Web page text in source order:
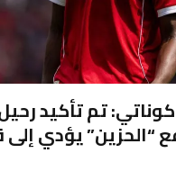
تم تأكيد
“الحزين” يؤدي